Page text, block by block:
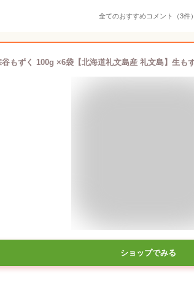
全てのおすすめコメント（3件）
ショップでみる